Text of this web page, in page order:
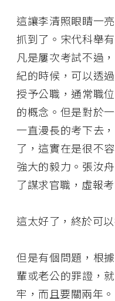
這讓李清照眼睛一
抓到了。宋代科舉
凡是屢次考試不過
紀的時候，可以透
授予公職，通常職
的概念。但是對於
一直漫長的考下去
了，這實在是很不
強大的毅力。張汝
了謀求官職，虛報
這太好了，終於可
但是有個問題，根
輩或老公的罪證，
牢，而且要關兩年。